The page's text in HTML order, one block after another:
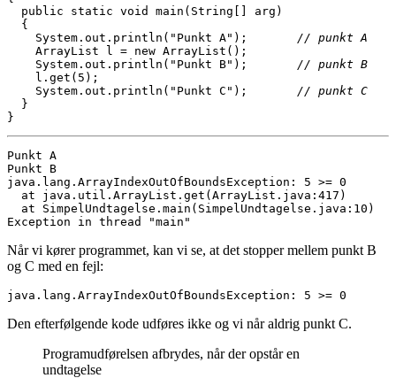
  public static void main(String[] arg)
  {
    System.out.println("Punkt A");
// punkt A
    ArrayList l = new ArrayList();
    System.out.println("Punkt B");
// punkt B
    l.get(5);
    System.out.println("Punkt C");
// punkt C
  }
}
Punkt A
Punkt B
java.lang.ArrayIndexOutOfBoundsException: 5 >= 0
  at java.util.ArrayList.get(ArrayList.java:417)
  at SimpelUndtagelse.main(SimpelUndtagelse.java:10)
Exception in thread "main"
Når vi kører programmet, kan vi se, at det stopper mellem punkt B
og C med en fejl:
java.lang.ArrayIndexOutOfBoundsException: 5 >= 0
Den efterfølgende kode udføres ikke og vi når aldrig punkt C.
Programudførelsen afbrydes, når der opstår en
undtagelse